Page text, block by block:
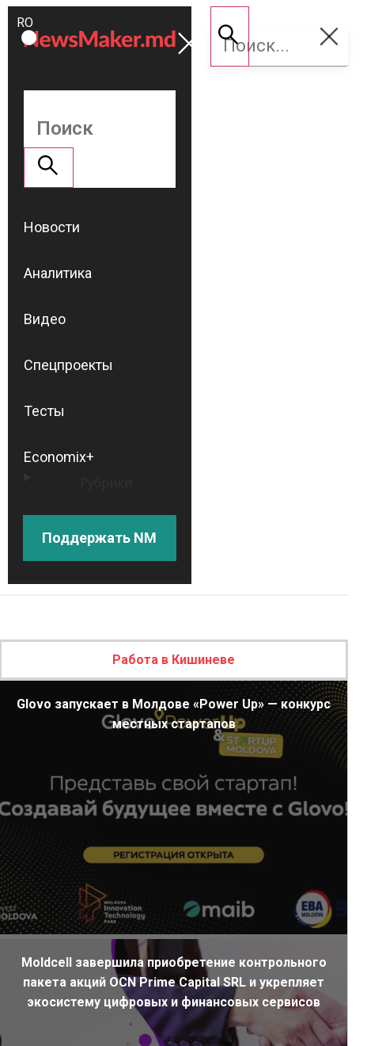
ROMÂNĂ
RU
Поддержать
NM
Новости
Аналитика
Видео
Спецпроекты
Тесты
Economix+
Поддержать NM
Работа в Кишиневе
Glovo запускает в Молдове «Power Up» — конкурс
местных стартапов
Moldcell завершила приобретение контрольного
пакета акций OCN Prime Capital SRL и укрепляет
экосистему цифровых и финансовых сервисов